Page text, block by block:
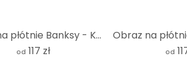
Obraz na płótnie Banksy - Kolorowy deszcz
od 117 zł od